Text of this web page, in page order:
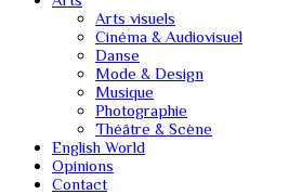
Arts visuels
Cinéma & Audiovisuel
Danse
Mode & Design
Musique
Photographie
Théâtre & Scène
English World
Opinions
Contact